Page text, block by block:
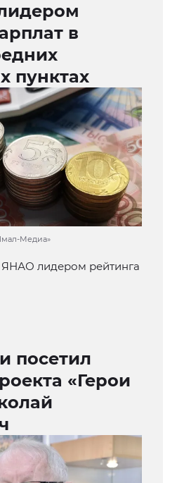
в
пунктах
Медиа»
ЯНАО лидером рейтинга
посетил
«Герои